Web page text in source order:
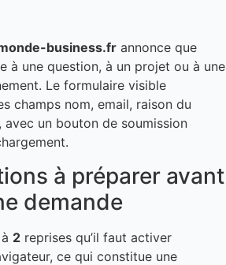
business.fr annonce que
à une question, à un projet ou à une
Le formulaire visible
champs nom, email, raison du
avec un bouton de soumission
à préparer avant
demande
2 reprises qu’il faut activer
ce qui constitue une